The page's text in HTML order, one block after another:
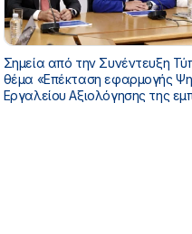
Σημεία από την Συνέντευξη
θέμα «Επέκταση εφαρμογής Ψηφιακού
Εργαλείου Αξιολόγησης της